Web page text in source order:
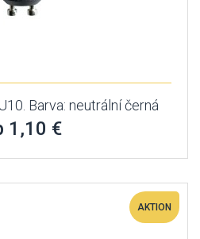
Barva: neutrální černá
1,10 €
AKTION